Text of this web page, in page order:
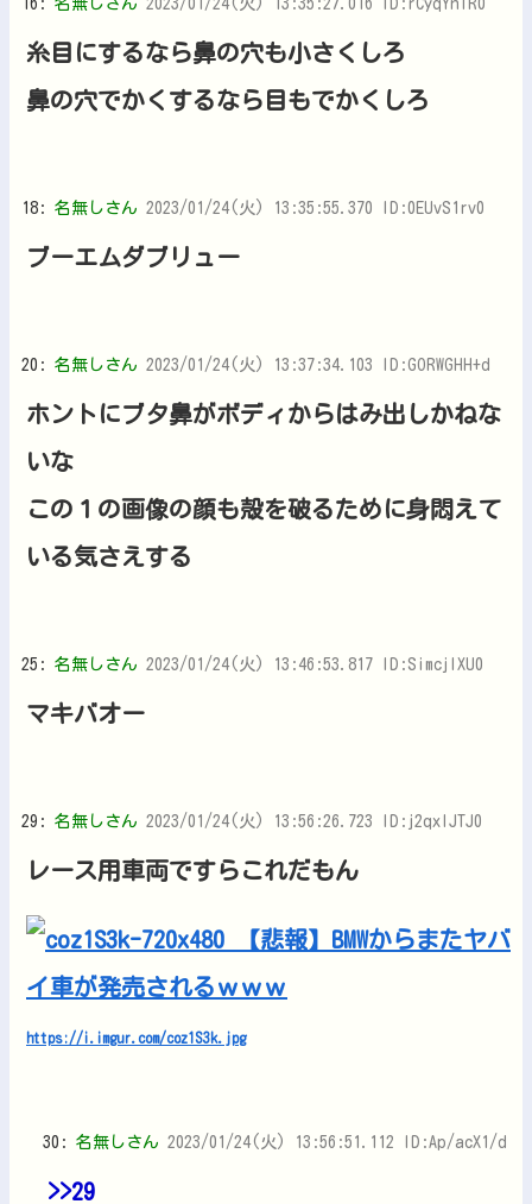
糸目にするなら鼻の穴も小さくしろ
鼻の穴でかくするなら目もでかくしろ
18: 名無しさん 2023/01/24(火) 13:35:55.370 ID:0EUvS1rv0
ブーエムダブリュー
20: 名無しさん 2023/01/24(火) 13:37:34.103 ID:GORWGHH+d
ホントにブタ鼻がボディからはみ出しかねな
いな
この１の画像の顔も殻を破るために身悶えて
いる気さえする
25: 名無しさん 2023/01/24(火) 13:46:53.817 ID:SimcjlXU0
マキバオー
29: 名無しさん 2023/01/24(火) 13:56:26.723 ID:j2qxlJTJ0
レース用車両ですらこれだもん
https://i.imgur.com/coz1S3k.jpg
30: 名無しさん 2023/01/24(火) 13:56:51.112 ID:Ap/acX1/d
>>29